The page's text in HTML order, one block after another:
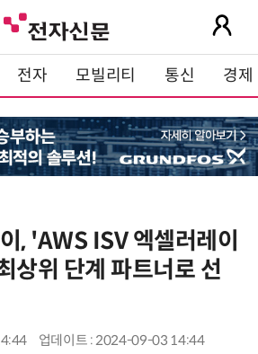
전자 모빌리티 통신 경제
, 'AWS ISV 엑셀러레이
상위 단계 파트너로 선
업데이트 : 2024-09-03 14:44